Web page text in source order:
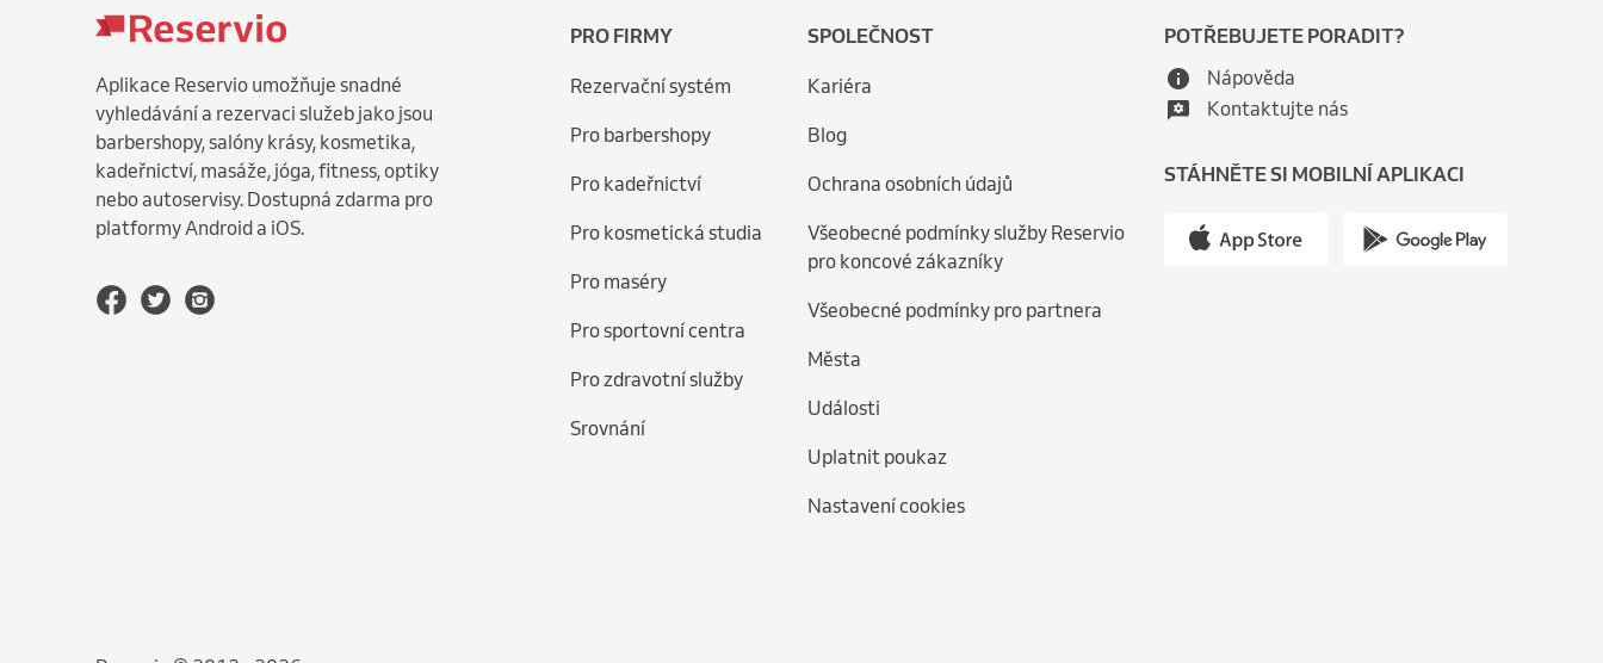
Aplikace Reservio umožňuje snadné
vyhledávání a rezervaci služeb jako jsou
barbershopy, salóny krásy, kosmetika,
kadeřnictví, masáže, jóga, fitness, optiky
nebo autoservisy. Dostupná zdarma pro
platformy Android a iOS.
PRO FIRMY
Rezervační systém
Pro barbershopy
Pro kadeřnictví
Pro kosmetická studia
Pro maséry
Pro sportovní centra
Pro zdravotní služby
Srovnání
SPOLEČNOST
Kariéra
Blog
Ochrana osobních údajů
Všeobecné podmínky služby Reservio
pro koncové zákazníky
Všeobecné podmínky pro partnera
Města
Události
Uplatnit poukaz
Nastavení cookies
POTŘEBUJETE PORADIT?
Nápověda
Kontaktujte nás
STÁHNĚTE SI MOBILNÍ APLIKACI